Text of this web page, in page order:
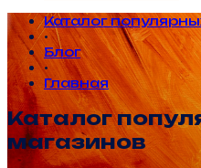
Каталог
•
Блог
•
Главная
Каталог
магазинов